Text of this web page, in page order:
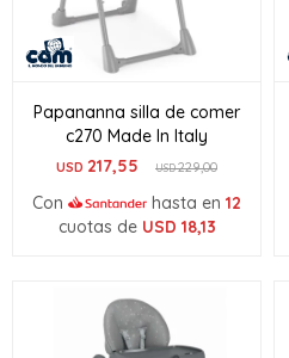
Papananna silla de comer
c270 Made In Italy
USD 217,55 USD229,00
Con hasta en 12
cuotas de USD 18,13